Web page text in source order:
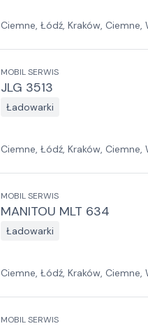
Ciemne, Łódź, Kraków, Ciemne,
MOBIL SERWIS
JLG 3513
Ładowarki
Ciemne, Łódź, Kraków, Ciemne,
MOBIL SERWIS
MANITOU MLT 634
Ładowarki
Ciemne, Łódź, Kraków, Ciemne,
MOBIL SERWIS